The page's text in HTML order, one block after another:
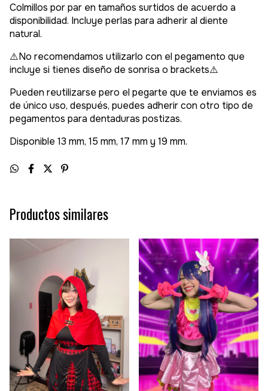
Colmillos por par en tamaños surtidos de acuerdo a
disponibilidad. Incluye perlas para adherir al diente
natural.
⚠️No recomendamos utilizarlo con el pegamento que
incluye si tienes diseño de sonrisa o brackets⚠️
Pueden reutilizarse pero el pegarte que te enviamos es
de único uso, después, puedes adherir con otro tipo de
pegamentos para dentaduras postizas.
Disponible 13 mm, 15 mm, 17 mm y 19 mm.
Productos similares